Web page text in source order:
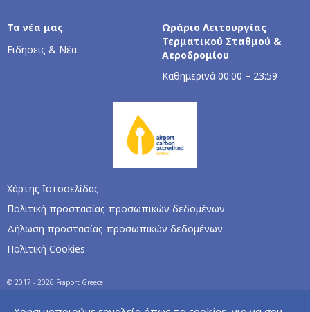
Τα νέα μας
Ειδήσεις & Νέα
Ωράριο Λειτουργίας
Τερματικού Σταθμού &
Αεροδρομίου
Καθημερινά 00:00 – 23:59
Χάρτης Ιστοσελίδας
Πολιτική προστασίας προσωπικών δεδομένων
Δήλωση προστασίας προσωπικών δεδομένων
Πολιτική Cookies
© 2017 - 2026 Fraport Greece